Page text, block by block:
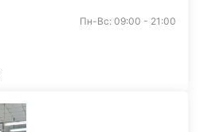
Пн-Вс: 09:00 - 21:00